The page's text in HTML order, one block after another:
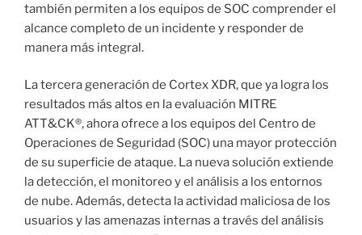
también permiten a los equipos de SOC comprender el
alcance completo de un incidente y responder de
manera más integral.
La tercera generación de Cortex XDR, que ya logra los
resultados más altos en la evaluación MITRE
ATT&CK®, ahora ofrece a los equipos del Centro de
Operaciones de Seguridad (SOC) una mayor protección
de su superficie de ataque. La nueva solución extiende
la detección, el monitoreo y el análisis a los entornos
de nube. Además, detecta la actividad maliciosa de los
usuarios y las amenazas internas a través del análisis